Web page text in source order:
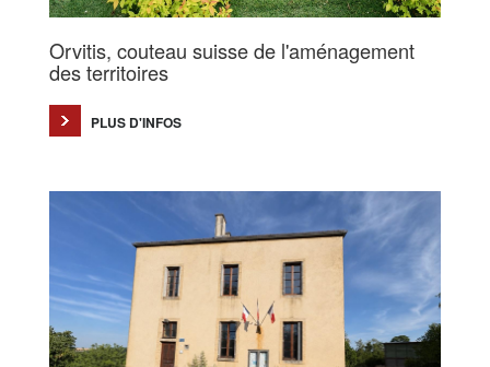
Orvitis, couteau suisse de l'aménagement
des territoires
PLUS D'INFOS